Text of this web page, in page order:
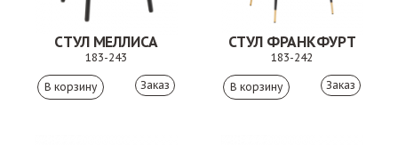
СТУЛ МЕЛЛИСА
183-243
Заказ
СТУЛ ФРАНКФУРТ
183-242
Заказ